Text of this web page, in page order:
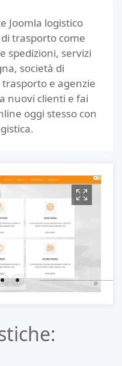
Joomla logistico
trasporto come
spedizioni, servizi
società di
e agenzie
nuovi clienti e fai
oggi stesso con